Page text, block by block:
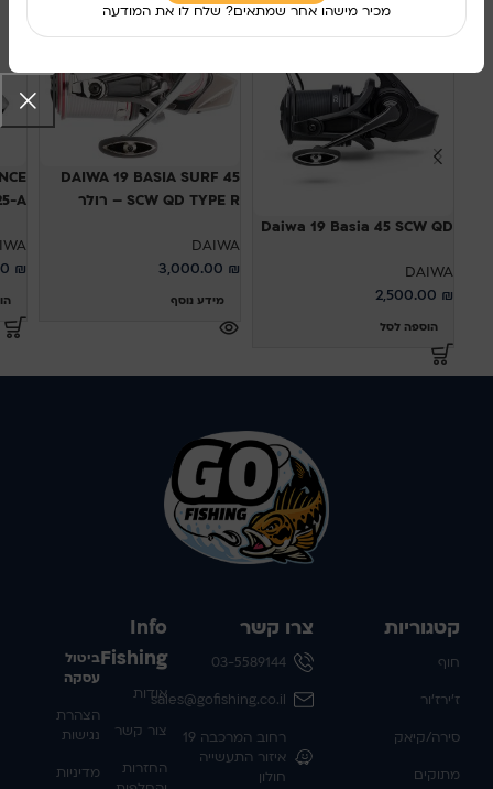
מכיר מישהו אחר שמתאים? שלח לו את המודעה
Daiwa 19 Basia 45 SCW QD
DAIWA
2,500.00 ₪
הוספה לסל
DAIWA 19 BASIA SURF 45
SCW QD TYPE R – רולר
DAIWA
3,000.00 ₪
מידע נוסף
A
₪
Info
Fishing
אודות
צור קשר
החזרות
ביטול
עסקה
הצהרת
נגישות
מדיניות
קטגוריות
חוף
ז'ירז'ור
סירה/קיאק
מתוקים
צרו קשר
03-5589144
sales@gofishing.co.il
רחוב המרכבה 19
איזור התעשייה
חולון